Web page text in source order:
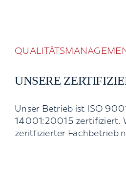
UNSERE
Unser Betrieb ist ISO
14001:20015 zertifiziert.
zeritfizierter Fachbetrieb